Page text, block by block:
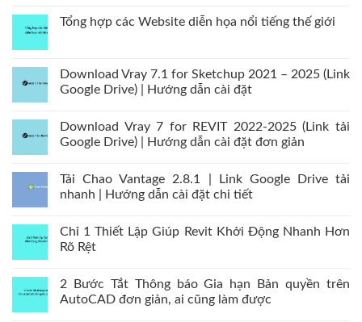
Tổng hợp các Website diễn họa nổi tiếng thế giới
Download Vray 7.1 for Sketchup 2021 – 2025 (Link
Google Drive) | Hướng dẫn cài đặt
Download Vray 7 for REVIT 2022-2025 (Link tải
Google Drive) | Hướng dẫn cài đặt đơn giản
Tải Chao Vantage 2.8.1 | Link Google Drive tải
nhanh | Hướng dẫn cài đặt chi tiết
Chỉ 1 Thiết Lập Giúp Revit Khởi Động Nhanh Hơn
Rõ Rệt
2 Bước Tắt Thông báo Gia hạn Bản quyền trên
AutoCAD đơn giản, ai cũng làm được